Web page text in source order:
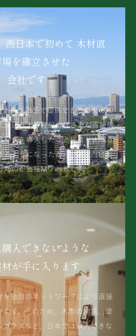
西日本で初めて 木材直
を確立させた
会社です
を低価格で提供できる最大の理
務店さまや建設会社さまが直接購
形式を導入したことにより大幅な
るようになったからです。西日本
たのが当社Mウッドです。
入できないような
が手に入ります
独自のネットワークにより直接
ます。そのため、木製の建具、塗
ガラスなど、日本では購入できな